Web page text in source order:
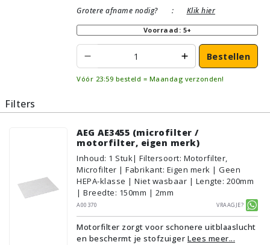
Grotere afname nodig?
: Klik hier
Voorraad: 5+
Bestellen
Vóór 23:59 besteld = Maandag verzonden!
Filters
AEG AE3455 (microfilter /
motorfilter, eigen merk)
Inhoud: 1 Stuk| Filtersoort: Motorfilter,
Microfilter | Fabrikant: Eigen merk | Geen
HEPA-klasse | Niet wasbaar | Lengte: 200mm
| Breedte: 150mm | 2mm
A00370
Vraagje?
Motorfilter zorgt voor schonere uitblaaslucht
en beschermt je stofzuiger Lees meer...